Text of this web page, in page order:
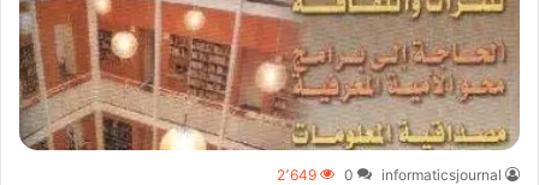
informaticsjournal
0 2٬649